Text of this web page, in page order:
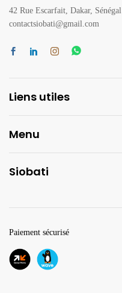
42 Rue Escarfait, Dakar, Sénégal
contactsiobati@gmail.com
Liens utiles
Menu
Siobati
Paiement sécurisé